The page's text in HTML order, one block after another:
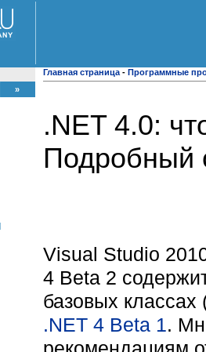
Главная страница - Программные
.NET 4.0:
Подробный
Visual Studio
4 Beta 2
базовых
.NET 4 Beta 1.